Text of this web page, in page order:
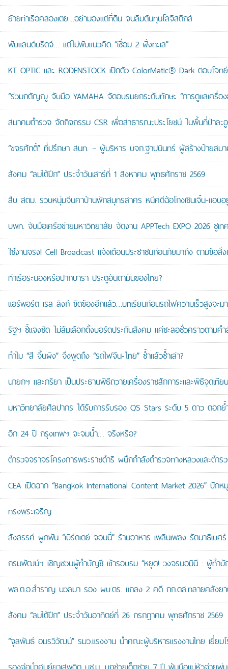
ย้ายท่าเรือคลองเตย…อย่ามองแต่ที่ดิน จนลืมต้นทุนโลจิสติกส์
พับแลนด์บริดจ์… แต่ไม่พับแนวคิด “เชื่อม 2 ฝั่งทะเล”
KT OPTIC และ RODENSTOCK เปิดตัว ColorMatic® Dark ตอบโจ
“ร่วมกตัญญู จับมือ YAMAHA จัดอบรมยกระดับทักษะ “การดูแลเครื่อ
สมาคมตำรวจ จัดกิจกรรม CSR เพื่อสาธารณะประโยชน์ ในพื้นที่ป่าละอู
“ขจรศักดิ์” ที่ปรึกษา สนท. – ผู้บริหาร บจก.ฐาปนินทร์ ผู้สร้างป้ายสม
สังคม “ลมใต้ปีก” ประจำวันเสาร์ที่ 1 สิงหาคม พุทธศักราช 2569
สืบ สตม. รวบหนุ่มจีนคาบ้านพักสมุทรสาคร หนีคดีฉ้อโกงเซินเจิ้น-แอบอ
บพท. จับมือเครือข่ายมหาวิทยาลัย จัดงาน APPTech EXPO 2026 ชูเ
ใช้งานจริง! Cell Broadcast แจ้งเตือนประชาชนก่อนภัยมาถึง ตามข้อสั่
ท่าเรือระนองหรือปากบารา ประตูอันดามันของไทย?
แอร์พอร์ต เรล ลิงก์ ขัดข้องอีกแล้ว…บทเรียนก่อนรถไฟความเร็วสูงจะม
รัฐฯ ชี้แจงชัด ไม่ล้มเลือกตั้งบอร์ดประกันสังคม แค่ชะลอชั่วคราวตามค
ทำไม “สี จิ้นผิง” จึงพูดถึง “รถไฟจีน-ไทย” ซ้ำแล้วซ้ำเล่า?
นายกฯ และภริยา เป็นประธานพิธีถวายเครื่องราชสักการะและพิธีจุดเ
มหาวิทยาลัยศิลปากร ได้รับการรับรอง QS Stars ระดับ 5 ดาว ตอก
อีก 24 ปี กรุงเทพฯ จะจมน้ำ… จริงหรือ?
ตำรวจจราจรโครงการพระราชดำริ ผนึกกำลังตำรวจทางหลวงและตำ
CEA เปิดฉาก “Bangkok International Content Market 2026” ปั
ทรงพระเจริญ
สังสรรค์ ผูกพัน “เบิร์ดเดย์ จอนนี่” ร้านอาหาร เพลินเพลง รัตนาธิเบศ
กรมพัฒน์ฯ เชิญชวนผู้ทำบัญชี เข้ารอบรม “หยุด! วงจรนอมินี : ผู้ทำ
พล.ต.อ.สำราญ นวลมา รอง ผบ.ตร. แถลง 2 คดี กก.ดส.ทลายคลังย
สังคม “ลมใต้ปีก” ประจำวันอาทิตย์ที่ 26 กรกฎาคม พุทธศักราช 2569
“จุลพันธ์ อมรวิวัฒน์” รมว.แรงงาน นำคณะผู้บริหารแรงงานไทย เยี่ยม